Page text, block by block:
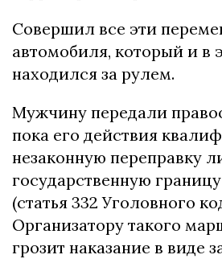
Совершил все эти
автомобиля, который и в
находился за рулем.
Мужчину передали
пока его действия
незаконную переправку
государственную
(статья 332 Уголовного
Организатору такого
грозит наказание в виде